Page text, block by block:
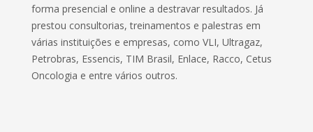
forma presencial e online a destravar resultados. Já
prestou consultorias, treinamentos e palestras em
várias instituições e empresas, como VLI, Ultragaz,
Petrobras, Essencis, TIM Brasil, Enlace, Racco, Cetus
Oncologia e entre vários outros.